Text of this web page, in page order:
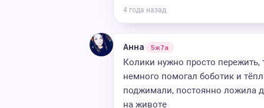
4 года назад
Анна 5ж7а
Колики нужно просто
немного помогал боботик и
поджимали, постоянно ложила
на животе